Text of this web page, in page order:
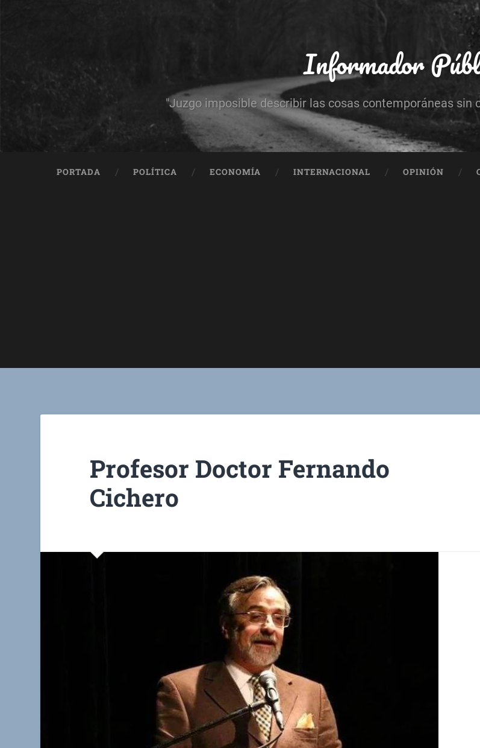
Informador
"Juzgo imposible describir las cosas contemporáneas sin
PORTADA POLÍTICA ECONOMÍA INTERNACIONAL OPINIÓN
Profesor Doctor Fernando
Cichero